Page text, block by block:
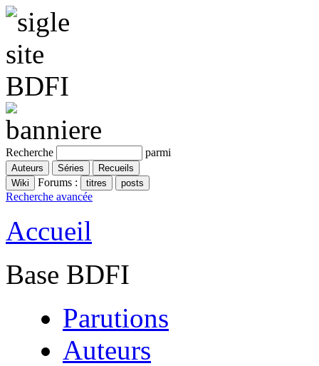
Recherche parmi
Forums :
Recherche avancée
Accueil
Base BDFI
Parutions
Auteurs